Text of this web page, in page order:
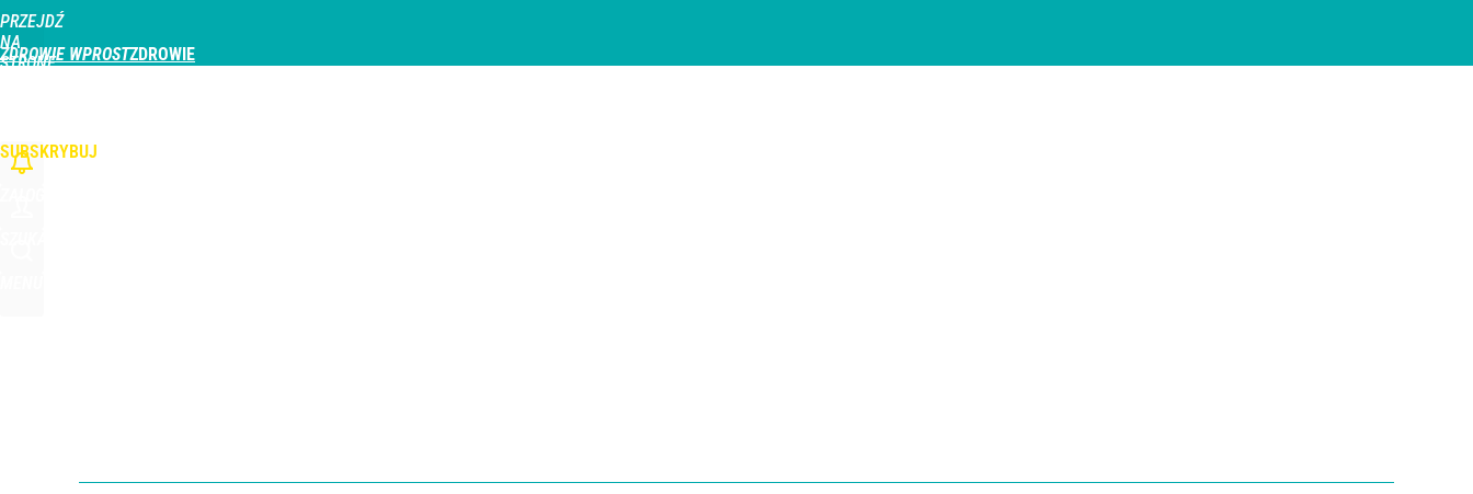
PRZEJDŹ
NA
STRONĘ
ZDROWIE WPROST
SUBSKRYBUJ